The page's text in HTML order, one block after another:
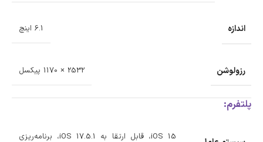
اندازه 6.1 اینچ
رزولوشن 2532 × 1170 پیکسل
پلتفرم:
iOS 15، قابل ارتقا به iOS 17.5.1، برنامه‌ریزی